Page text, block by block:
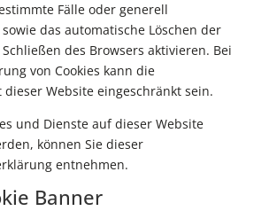
Fälle oder generell
das automatische Löschen der
des Browsers aktivieren. Bei
von Cookies kann die
dieser Website eingeschränkt sein.
und Dienste auf dieser Website
können Sie dieser
entnehmen.
Banner